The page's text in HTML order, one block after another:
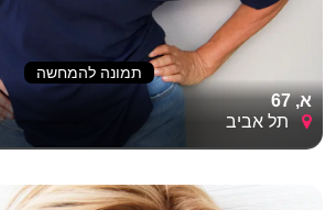
תמונה להמחשה
א, 67
תל אביב